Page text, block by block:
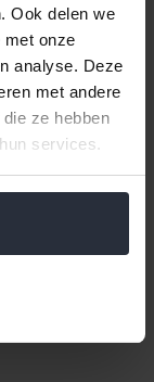
Ook delen we
met onze
analyse. Deze
met andere
ze hebben
services.
na aankoop